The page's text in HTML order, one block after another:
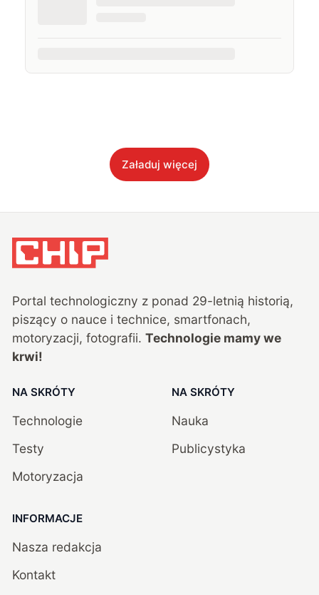
Załaduj więcej
Portal technologiczny z ponad 29-letnią historią,
piszący o nauce i technice, smartfonach,
motoryzacji, fotografii. Technologie mamy we
krwi!
NA SKRÓTY
Technologie
Testy
Motoryzacja
NA SKRÓTY
Nauka
Publicystyka
INFORMACJE
Nasza redakcja
Kontakt